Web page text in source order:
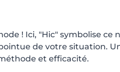
! Ici, "Hic" symbolise
de votre situation.
et efficacité.